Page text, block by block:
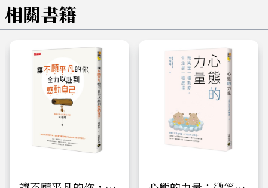
相關書籍